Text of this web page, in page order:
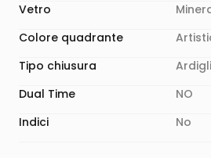
Vetro
Colore quadrante
Tipo chiusura
Dual Time
NO
Indici
No